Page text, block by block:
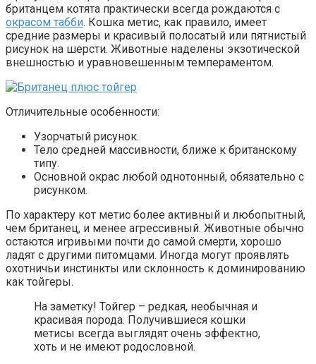
британцем котята практически всегда рождаются с
окрасом табби. Кошка метис, как правило, имеет
средние размеры и красивый полосатый или пятнистый
рисунок на шерсти. Животные наделены экзотической
внешностью и уравновешенным темпераментом.
Отличительные особенности:
Узорчатый рисунок.
Тело средней массивности, ближе к британскому
типу.
Основной окрас любой однотонный, обязательно с
рисунком.
По характеру кот метис более активный и любопытный,
чем британец, и менее агрессивный. Животные обычно
остаются игривыми почти до самой смерти, хорошо
ладят с другими питомцами. Иногда могут проявлять
охотничьи инстинкты или склонность к доминированию
как тойгеры.
На заметку! Тойгер – редкая, необычная и
красивая порода. Получившиеся кошки
метисы всегда выглядят очень эффектно,
хоть и не имеют родословной.